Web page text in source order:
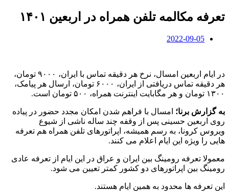
تعرفه مکالمه تلفن همراه در اربعین ۱۴۰۱
2022-09-05
در ایام اربعین امسال، نرخ هر دقیقه تماس با ایران، ۹۰۰۰ تومان،
هر دقیقه تماس دریافتی از ایران، ۶۰۰۰ تومان، ارسال هر پیامک،
۱۳۰۰ تومان و هر مگابایت اینترنت همراه، ۵۰۰ تومان است.
به گزارش برنا؛ امسال با فراهم شدن امکان مجدد حضور در پیاده
روی اربعین حسینی پس از وقفه چند ساله ناشی از شیوع
ویروس کرونا، به رسم همیشه، اپراتورهای تلفن همراه هم تعرفه
هایی را ویژه این ایام اعلام می کنند.
معمولا تعرفه رومینگ بین ایران و عراق در این ایام از تعرفه عادی
رومینگ بین اپراتورهای دو کشور کمتر تعیین می شود.
این تعرفه ها محدود به همین ایام هستند.